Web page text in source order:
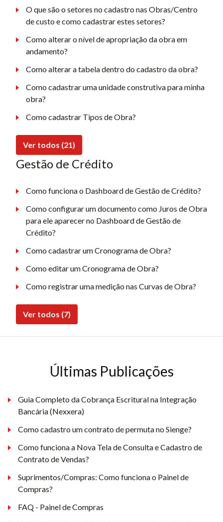
O que são o setores no cadastro nas Obras/Centro
de custo e como cadastrar estes setores?
Como alterar o nível de apropriação da obra em
andamento?
Como alterar a tabela dentro do cadastro da obra?
Como cadastrar uma unidade construtiva para minha
obra?
Como cadastrar Tipos de Obra?
Ver todos (21)
Gestão de Crédito
Como funciona o Dashboard de Gestão de Crédito?
Como configurar um documento como Juros de Obra
para ele aparecer no Dashboard de Gestão de
Crédito?
Como cadastrar um Cronograma de Obra?
Como editar um Cronograma de Obra?
Como registrar uma medição nas Curvas de Obra?
Ver todos (7)
Últimas Publicações
Guia Completo da Cobrança Escritural na Integração
Bancária (Nexxera)
Como cadastro um contrato de permuta no Sienge?
Como funciona a Nova Tela de Consulta e Cadastro de
Contrato de Vendas?
Suprimentos/Compras: Como funciona o Painel de
Compras?
FAQ - Painel de Compras